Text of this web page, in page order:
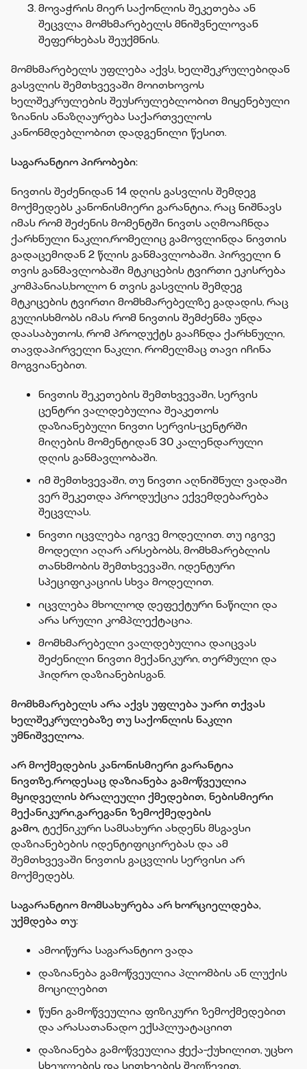
მოვაჭრის მიერ საქონლის შეკეთება ან
შეცვლა მომხმარებელს მნიშვნელოვან
შეფერხებას შეუქმნის.
მომხმარებელს უფლება აქვს, ხელშეკრულებიდან
გასვლის შემთხვევაში მოითხოვოს
ხელშეკრულების შეუსრულებლობით მიყენებული
ზიანის ანაზღაურება საქართველოს
კანონმდებლობით დადგენილი წესით.
საგარანტიო პირობები:
ნივთის შეძენიდან 14 დღის გასვლის შემდეგ
მოქმედებს კანონისმიერი გარანტია, რაც ნიშნავს
იმას რომ შეძენის მომენტში ნივთს აღმოაჩნდა
ქარხნული ნაკლი,რომელიც გამოვლინდა ნივთის
გადაცემიდან 2 წლის განმავლობაში. პირველი 6
თვის განმავლობაში მტკიცების ტვირთი ეკისრება
კომპანიას,ხოლო 6 თვის გასვლის შემდეგ
მტკიცების ტვირთი მომხმარებელზე გადადის, რაც
გულისხმობს იმას რომ ნივთის შემძენმა უნდა
დაასაბუთოს, რომ პროდუქტს გააჩნდა ქარხნული,
თავდაპირველი ნაკლი, რომელმაც თავი იჩინა
მოგვიანებით.
ნივთის შეკეთების შემთხვევაში, სერვის
ცენტრი ვალდებულია შეაკეთოს
დაზიანებული ნივთი სერვის-ცენტრში
მიღების მომენტიდან 30 კალენდარული
დღის განმავლობაში.
იმ შემთხვევაში, თუ ნივთი აღნიშნულ ვადაში
ვერ შეკეთდა პროდუქცია ექვემდებარება
შეცვლას.
ნივთი იცვლება იგივე მოდელით. თუ იგივე
მოდელი აღარ არსებობს, მომხმარებლის
თანხმობის შემთხვევაში, იდენტური
სპეციფიკაციის სხვა მოდელით.
იცვლება მხოლოდ დეფექტური ნაწილი და
არა სრული კომპლექტაცია.
მომხმარებელი ვალდებულია დაიცვას
შეძენილი ნივთი მექანიკური, თერმული და
ჰიდრო დაზიანებისგან.
მომხმარებელს არა აქვს უფლება უარი თქვას
ხელშეკრულებაზე თუ საქონლის ნაკლი
უმნიშველოა.
არ მოქმედების კანონისმიერი გარანტია
ნივთზე,როდესაც დაზიანება გამოწვეულია
მყიდველის ბრალეული ქმედებით, ნებისმიერი
მექანიკური,გარეგანი ზემოქმედების
გამო, ტექნიკური სამსახური ახდენს მსგავსი
დაზიანებების იდენტიფიცირებას და ამ
შემთხვევაში ნივთის გაცვლის სერვისი არ
მოქმედებს.
საგარანტიო მომსახურება არ ხორციელდება,
უქმდება თუ:
ამოიწურა საგარანტიო ვადა
დაზიანება გამოწვეულია პლომბის ან ლუქის
მოცილებით
წუნი გამოწვეულია ფიზიკური ზემოქმედებით
და არასათანადო ექსპლუატაციით
დაზიანება გამოწვეულია ჭექა-ქუხილით, უცხო
სხეულების და სითხეების შეღწევით,